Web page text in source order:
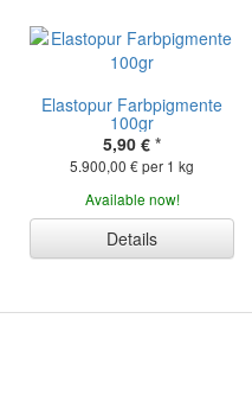
Elastopur Farbpigmente
100gr
5,90 € *
5.900,00 € per 1 kg
Available now!
Details